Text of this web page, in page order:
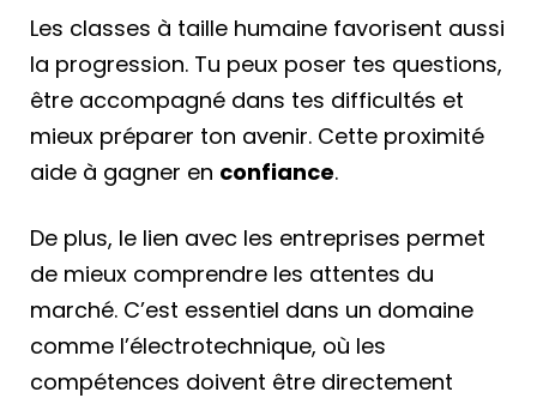
Les classes à taille humaine favorisent aussi
la progression. Tu peux poser tes questions,
être accompagné dans tes difficultés et
mieux préparer ton avenir. Cette proximité
aide à gagner en confiance.
De plus, le lien avec les entreprises permet
de mieux comprendre les attentes du
marché. C’est essentiel dans un domaine
comme l’électrotechnique, où les
compétences doivent être directement